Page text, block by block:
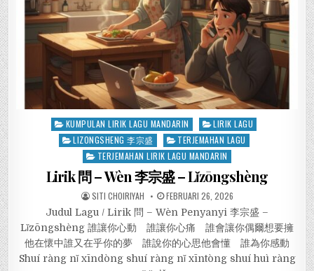
Posted
KUMPULAN LIRIK LAGU MANDARIN
LIRIK LAGU
LIZONGSHENG 李宗盛
TERJEMAHAN LAGU
TERJEMAHAN LIRIK LAGU MANDARIN
Lirik 問 – Wèn 李宗盛 – Lǐzōngshèng
SITI CHOIRIYAH FEBRUARI 26, 2026
Judul Lagu / Lirik 問 – Wèn Penyanyi 李宗盛 –
Lǐzōngshèng 誰讓你心動 誰讓你心痛 誰會讓你偶爾想要擁
他在懷中誰又在乎你的夢 誰說你的心思他會懂 誰為你感動
Shuí ràng nǐ xīndòng shuí ràng nǐ xīntòng shuí huì ràng